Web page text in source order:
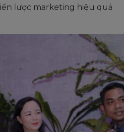
lược marketing hiệu quả